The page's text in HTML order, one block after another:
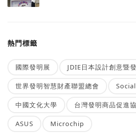
熱門標籤
國際發明展 JDIE日本設計創意暨
世界發明智慧財產聯盟總會
中國文化大學 台灣發明商品促進
ASUS Microchip